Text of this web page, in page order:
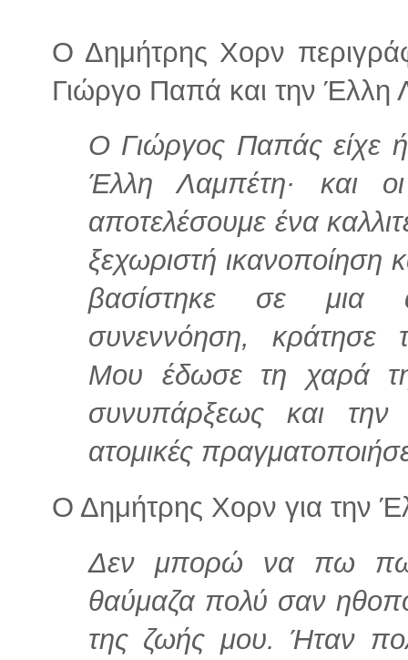
Ο Δημήτρης Χορν
Γιώργο Παπά και την Έλλη
Ο Γιώργος Παπάς είχε
Έλλη Λαμπέτη· και
αποτελέσουμε ένα
ξεχωριστή ικανοποίηση
βασίστηκε σε μια
συνεννόηση, κράτησε
Μου έδωσε τη χαρά της
συνυπάρξεως και την
ατομικές
Ο Δημήτρης Χορν για την
Δεν μπορώ να πω
θαύμαζα πολύ σαν
της ζωής μου. Ήταν